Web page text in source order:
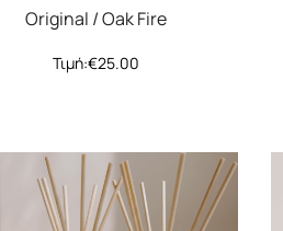
Original / Oak Fire
Τιμή:€25.00